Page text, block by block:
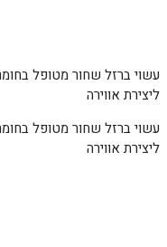
עשוי ברזל שחור מטופל
ליצירת אווירה
עשוי ברזל שחור מטופל
ליצירת אווירה